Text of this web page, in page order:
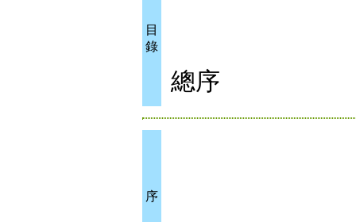
目
錄
總序
序